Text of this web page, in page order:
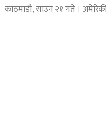
काठमाडौं, साउन २१ गते । अमेरिकी